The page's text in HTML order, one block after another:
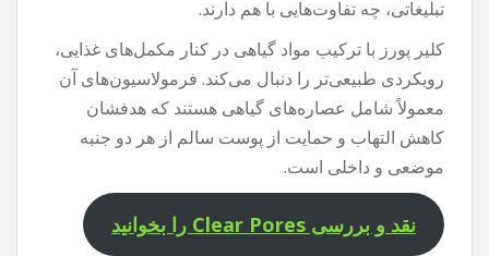
تبلیغاتی، چه تفاوت‌هایی با هم دارند.
کلیر پورز با ترکیب مواد گیاهی در کنار مکمل‌های غذایی،
رویکردی طبیعی‌تر را دنبال می‌کند. فرمولاسیون‌های آن
معمولاً شامل عصاره‌های گیاهی هستند که هدفشان
کاهش التهاب و حمایت از پوست سالم از هر دو جنبه
موضعی و داخلی است.
نقد و بررسی Clear Pores را بخوانید